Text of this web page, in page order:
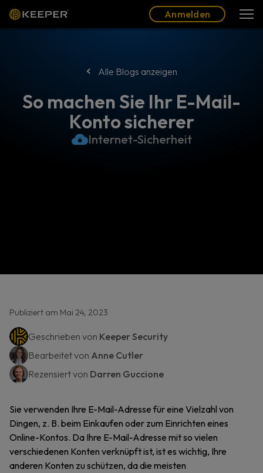
Anmelden
Alle Blogs anzeigen
So machen Sie Ihr E-Mail-
Konto sicherer
Internet-Sicherheit
Publiziert am Mai 24, 2023
Geschrieben von Keeper Security
Bearbeitet von Anne Cutler
Rezensiert von Darren Guccione
Sie verwenden Ihre E-Mail-Adresse für eine Vielzahl von
Dingen, z. B. beim Einkaufen oder zum Einrichten eines
Online-Kontos. Da Ihre E-Mail-Adresse mit so vielen
verschiedenen Konten verknüpft ist, ist es wichtig, Ihre
anderen Konten zu schützen, da die meisten